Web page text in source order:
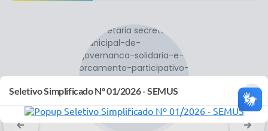
×
Seletivo Simplificado Nº 01/2026 - SEMUS